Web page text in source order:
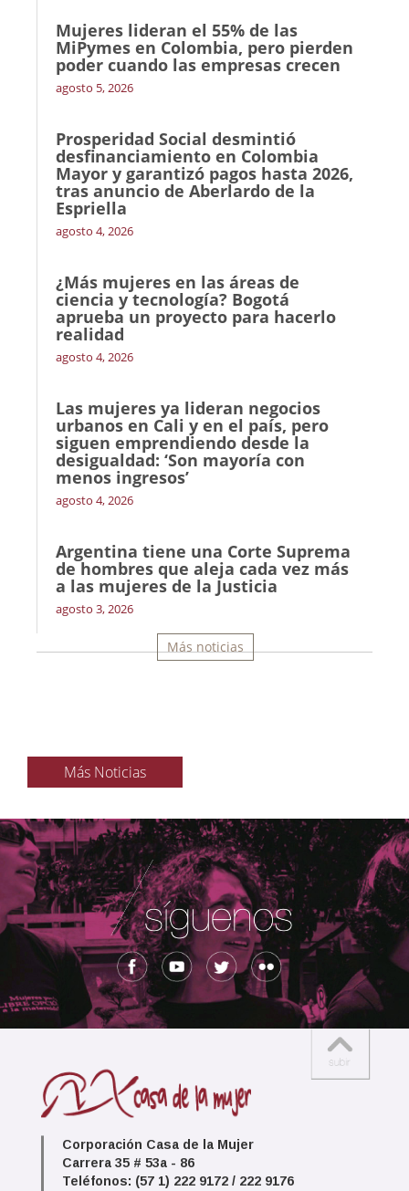
Mujeres lideran el 55% de las
MiPymes en Colombia, pero pierden
poder cuando las empresas crecen
agosto 5, 2026
Prosperidad Social desmintió
desfinanciamiento en Colombia
Mayor y garantizó pagos hasta 2026,
tras anuncio de Aberlardo de la
Espriella
agosto 4, 2026
¿Más mujeres en las áreas de
ciencia y tecnología? Bogotá
aprueba un proyecto para hacerlo
realidad
agosto 4, 2026
Las mujeres ya lideran negocios
urbanos en Cali y en el país, pero
siguen emprendiendo desde la
desigualdad: ‘Son mayoría con
menos ingresos’
agosto 4, 2026
Argentina tiene una Corte Suprema
de hombres que aleja cada vez más
a las mujeres de la Justicia
agosto 3, 2026
Más noticias
Más Noticias
Corporación Casa de la Mujer
Carrera 35 # 53a - 86
Teléfonos: (57 1) 222 9172 / 222 9176